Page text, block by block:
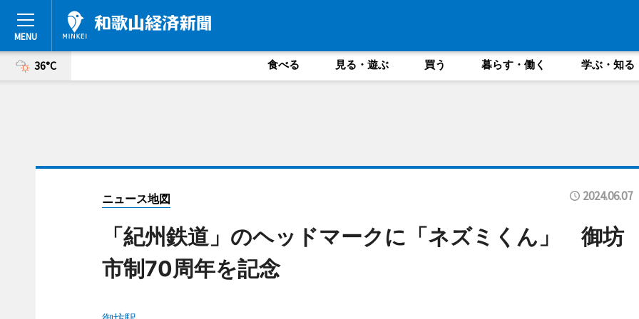
36°C 食べる 見る・遊ぶ 買う 暮らす・働く 学ぶ・知る
ニュース地図 2024.06.07
「紀州鉄道」のヘッドマークに「ネズミくん」 御坊
市制70周年を記念